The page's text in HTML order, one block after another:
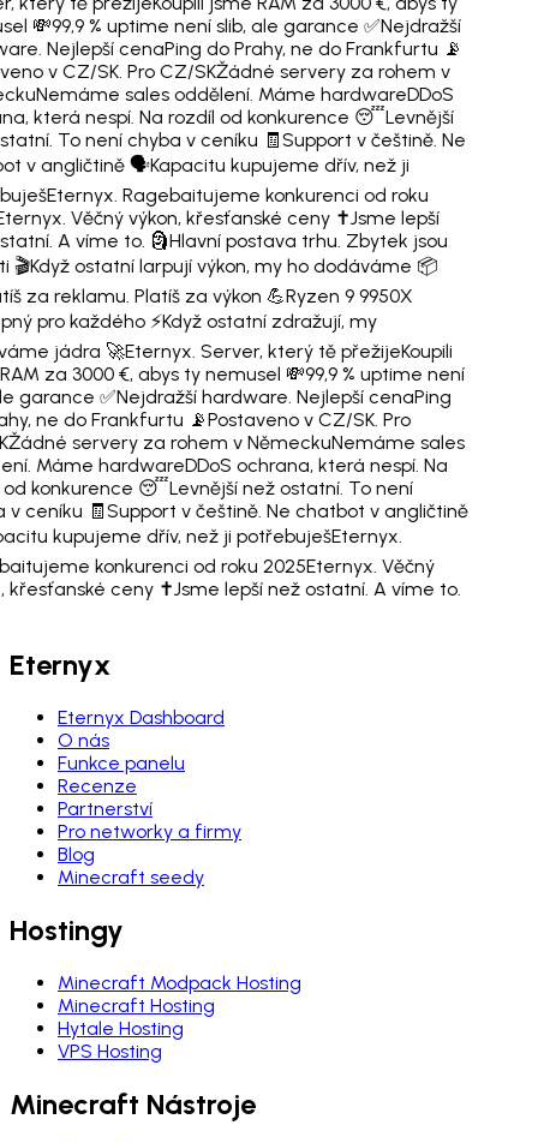
💸99,9 % uptime není slib, ale garance ✅Nejdražší
Nejlepší cenaPing do Prahy, ne do Frankfurtu 📡
v CZ/SK. Pro CZ/SKŽádné servery za rohem v
Nemáme sales oddělení. Máme hardwareDDoS
která nespí. Na rozdíl od konkurence 😴Levnější
To není chyba v ceníku 🧾 Support v češtině. Ne
v angličtině 🗣️Kapacitu kupujeme dřív, než ji
Eternyx. Ragebaitujeme konkurenci od roku
Věčný výkon, křesťanské ceny ✝️Jsme lepší
A víme to. 🗿Hlavní postava trhu. Zbytek jsou
🎬Když ostatní larpují výkon, my ho dodáváme 📦
za reklamu. Platíš za výkon 💪Ryzen 9 9950X
pro každého ⚡Když ostatní zdražují, my
jádra 🚀Eternyx. Server, který tě přežijeKoupili
za 3000 €, abys ty nemusel 💸99,9 % uptime není
garance ✅Nejdražší hardware. Nejlepší cenaPing
ne do Frankfurtu 📡Postaveno v CZ/SK. Pro
Žádné servery za rohem v NěmeckuNemáme sales
Máme hardwareDDoS ochrana, která nespí. Na
od konkurence 😴Levnější než ostatní. To není
v ceníku 🧾 Support v češtině. Ne chatbot v angličtině
kupujeme dřív, než ji potřebuješEternyx.
konkurenci od roku 2025Eternyx. Věčný
křesťanské ceny ✝️Jsme lepší než ostatní. A víme to.
Eternyx
Eternyx Dashboard
O nás
Funkce panelu
Recenze
Partnerství
Pro networky a firmy
Blog
Minecraft seedy
Hostingy
Minecraft Modpack Hosting
Minecraft Hosting
Hytale Hosting
VPS Hosting
Minecraft Nástroje